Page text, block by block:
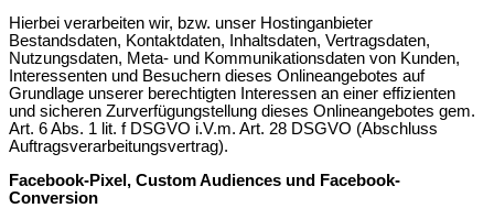
Hierbei verarbeiten wir, bzw. unser Hostinganbieter
Bestandsdaten, Kontaktdaten, Inhaltsdaten, Vertragsdaten,
Nutzungsdaten, Meta- und Kommunikationsdaten von Kunden,
Interessenten und Besuchern dieses Onlineangebotes auf
Grundlage unserer berechtigten Interessen an einer effizienten
und sicheren Zurverfügungstellung dieses Onlineangebotes gem.
Art. 6 Abs. 1 lit. f DSGVO i.V.m. Art. 28 DSGVO (Abschluss
Auftragsverarbeitungsvertrag).
Facebook-Pixel, Custom Audiences und Facebook-
Conversion